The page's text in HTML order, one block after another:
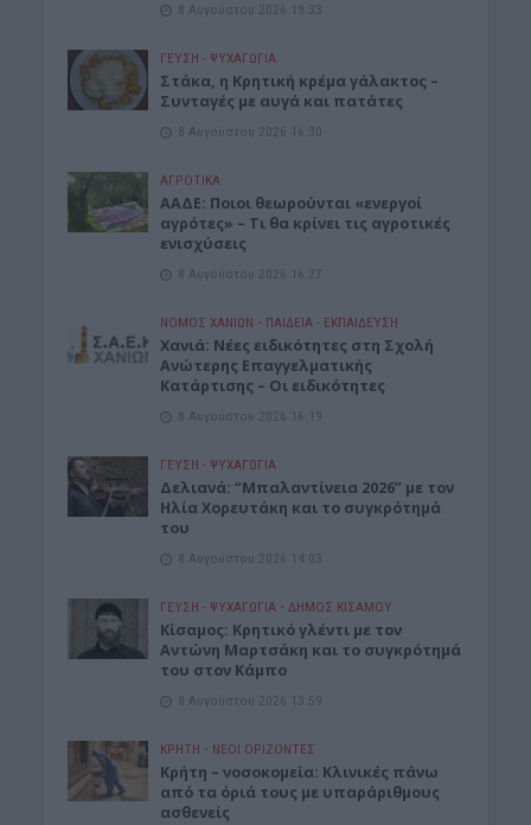
8 Αυγούστου 2026 19:33
ΓΕΎΣΗ - ΨΥΧΑΓΩΓΊΑ
Στάκα, η Κρητική κρέμα γάλακτος –
Συνταγές με αυγά και πατάτες
8 Αυγούστου 2026 16:30
ΑΓΡΟΤΙΚΑ
ΑΑΔΕ: Ποιοι θεωρούνται «ενεργοί
αγρότες» – Τι θα κρίνει τις αγροτικές
ενισχύσεις
8 Αυγούστου 2026 16:27
ΝΟΜΌΣ ΧΑΝΊΩΝ • ΠΑΙΔΕΙΑ - ΕΚΠΑΙΔΕΥΣΗ
Χανιά: Νέες ειδικότητες στη Σχολή
Ανώτερης Επαγγελματικής
Κατάρτισης – Οι ειδικότητες
8 Αυγούστου 2026 16:19
ΓΕΎΣΗ - ΨΥΧΑΓΩΓΊΑ
Δελιανά: “Μπαλαντίνεια 2026” με τον
Ηλία Χορευτάκη και το συγκρότημά
του
8 Αυγούστου 2026 14:03
ΓΕΎΣΗ - ΨΥΧΑΓΩΓΊΑ • ΔΉΜΟΣ ΚΙΣΆΜΟΥ
Kίσαμος: Κρητικό γλέντι με τον
Αντώνη Μαρτσάκη και το συγκρότημά
του στον Κάμπο
8 Αυγούστου 2026 13:59
ΚΡΗΤΗ • ΝΕΟΙ ΟΡΙΖΟΝΤΕΣ
Κρήτη – νοσοκομεία: Κλινικές πάνω
από τα όριά τους με υπαράριθμους
ασθενείς